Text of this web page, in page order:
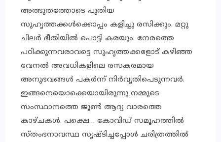
അത്ഭുതത്തോടെ പുതിയ
സുഹൃത്തക്കൾക്കൊപ്പം കളിച്ചു രസിക്കും. മറ്റു
ചിലർ ഭീതിയിൽ പൊട്ടി കരയും. നേരത്തെ
പഠിക്കുന്നവരാവട്ടെ സുഹൃത്തക്കളോട് കഴിഞ്ഞ
വേനൽ അവധികളിലെ രസകരമായ
അനുഭവങ്ങൾ പകർന്ന് നിർവൃതിപെടുന്നവർ.
ഇങ്ങനെയൊക്കെയായിരുന്നു നമ്മുടെ
സംസ്ഥാനത്തെ ജൂൺ ആദ്യ വാരത്തെ
കാഴ്ചകൾ. പക്ഷെ… കോവിഡ് സമൂഹത്തിൽ
സ്തംഭനാവസ്ഥ സൃഷ്ടിച്ചപ്പോൾ ചരിത്രത്തിൽ